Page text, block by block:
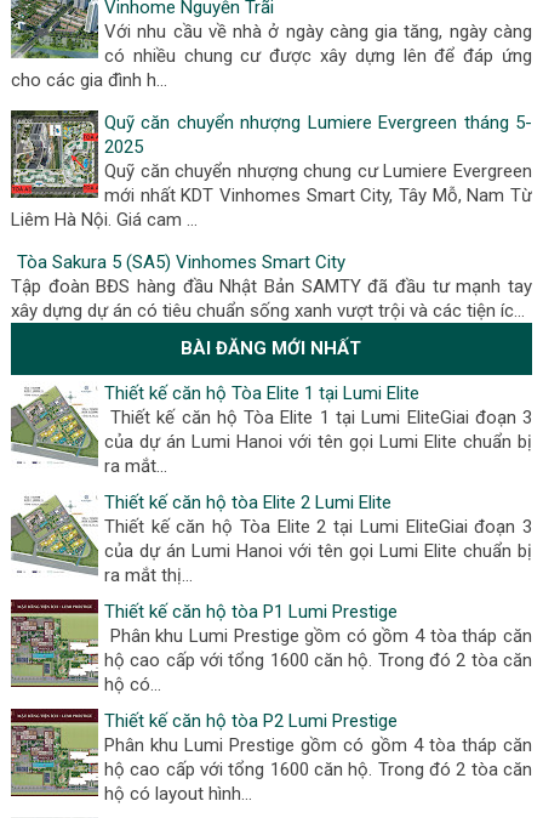
Vinhome Nguyễn Trãi
Với nhu cầu về nhà ở ngày càng gia tăng, ngày càng
có nhiều chung cư được xây dựng lên để đáp ứng
cho các gia đình h…
Quỹ căn chuyển nhượng Lumiere Evergreen tháng 5-
2025
Quỹ căn chuyển nhượng chung cư Lumiere Evergreen
mới nhất KDT Vinhomes Smart City, Tây Mỗ, Nam Từ
Liêm Hà Nội. Giá cam …
Tòa Sakura 5 (SA5) Vinhomes Smart City
Tập đoàn BĐS hàng đầu Nhật Bản SAMTY đã đầu tư mạnh tay
xây dựng dự án có tiêu chuẩn sống xanh vượt trội và các tiện íc…
BÀI ĐĂNG MỚI NHẤT
Thiết kế căn hộ Tòa Elite 1 tại Lumi Elite
Thiết kế căn hộ Tòa Elite 1 tại Lumi EliteGiai đoạn 3
của dự án Lumi Hanoi với tên gọi Lumi Elite chuẩn bị
ra mắt...
Thiết kế căn hộ tòa Elite 2 Lumi Elite
Thiết kế căn hộ Tòa Elite 2 tại Lumi EliteGiai đoạn 3
của dự án Lumi Hanoi với tên gọi Lumi Elite chuẩn bị
ra mắt thị...
Thiết kế căn hộ tòa P1 Lumi Prestige
Phân khu Lumi Prestige gồm có gồm 4 tòa tháp căn
hộ cao cấp với tổng 1600 căn hộ. Trong đó 2 tòa căn
hộ có...
Thiết kế căn hộ tòa P2 Lumi Prestige
Phân khu Lumi Prestige gồm có gồm 4 tòa tháp căn
hộ cao cấp với tổng 1600 căn hộ. Trong đó 2 tòa căn
hộ có layout hình...